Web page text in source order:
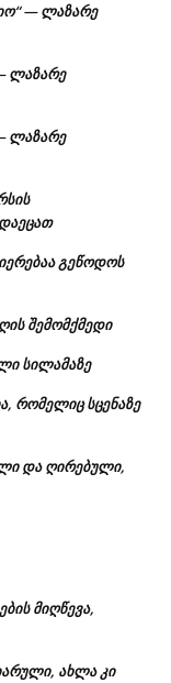
— ლაზარე
ლაზარე
ლაზარე
გეწოდოს
შემომქმედი
სილამაზე
რომელიც სცენაზე
და ღირებული,
მიღწევა,
ახლა კი